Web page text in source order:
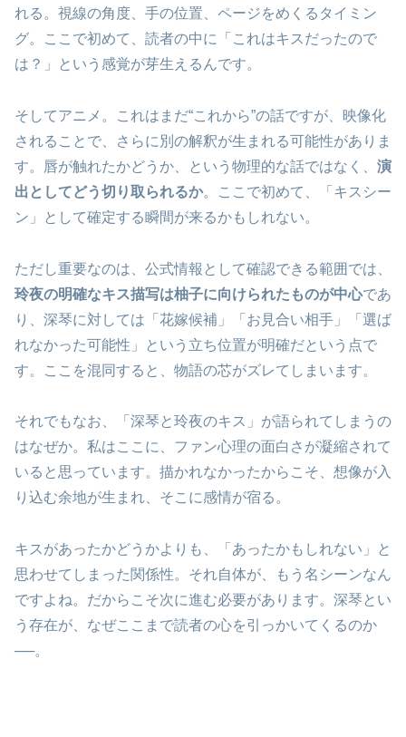
れる。視線の角度、手の位置、ページをめくるタイミン
グ。ここで初めて、読者の中に「これはキスだったので
は？」という感覚が芽生えるんです。
そしてアニメ。これはまだ“これから”の話ですが、映像化
されることで、さらに別の解釈が生まれる可能性がありま
す。唇が触れたかどうか、という物理的な話ではなく、 演
出としてどう切り取られるか。ここで初めて、「キスシー
ン」として確定する瞬間が来るかもしれない。
ただし重要なのは、公式情報として確認できる範囲では、
玲夜の明確なキス描写は柚子に向けられたものが中心であ
り、深琴に対しては「花嫁候補」「お見合い相手」「選ば
れなかった可能性」という立ち位置が明確だという点で
す。ここを混同すると、物語の芯がズレてしまいます。
それでもなお、「深琴と玲夜のキス」が語られてしまうの
はなぜか。私はここに、ファン心理の面白さが凝縮されて
いると思っています。描かれなかったからこそ、想像が入
り込む余地が生まれ、そこに感情が宿る。
キスがあったかどうかよりも、「あったかもしれない」と
思わせてしまった関係性。それ自体が、もう名シーンなん
ですよね。だからこそ次に進む必要があります。深琴とい
う存在が、なぜここまで読者の心を引っかいてくるのか
──。